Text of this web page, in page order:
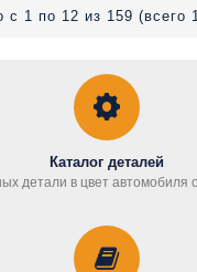
с 1 по 12 из 159 (всего
Каталог деталей
детали в цвет автомобиля